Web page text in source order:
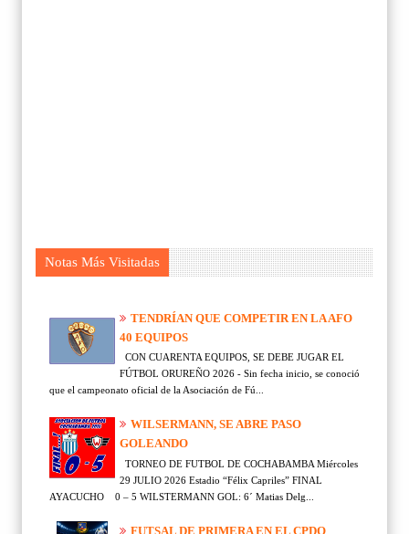
Notas Más Visitadas
TENDRÍAN QUE COMPETIR EN LA AFO
40 EQUIPOS
CON CUARENTA EQUIPOS, SE DEBE JUGAR EL
FÚTBOL ORUREÑO 2026 - Sin fecha inicio, se conoció
que el campeonato oficial de la Asociación de Fú...
WILSERMANN, SE ABRE PASO
GOLEANDO
TORNEO DE FUTBOL DE COCHABAMBA Miércoles
29 JULIO 2026 Estadio “Félix Capriles” FINAL
AYACUCHO 0 – 5 WILSTERMANN GOL: 6´ Matias Delg...
FUTSAL DE PRIMERA EN EL CPDO